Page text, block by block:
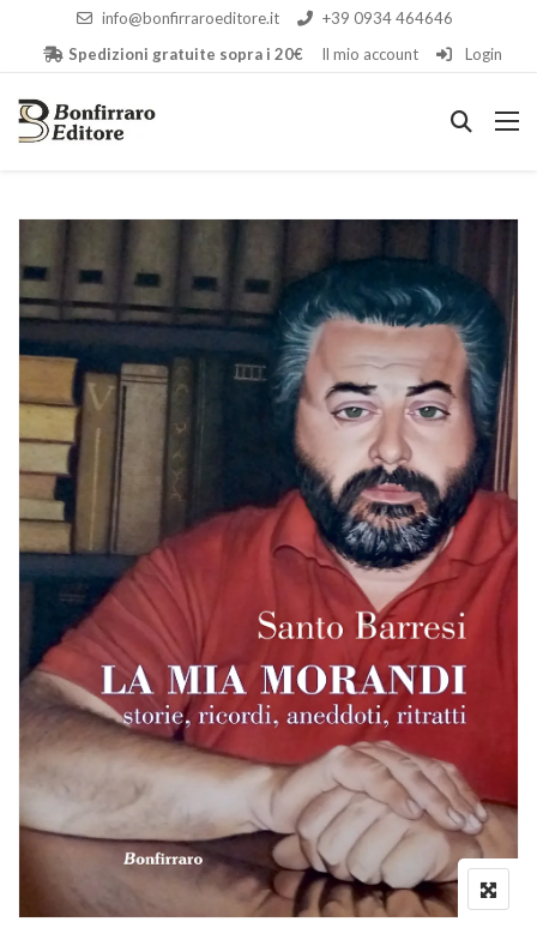
info@bonfirraroeditore.it
+39 0934 464646
Spedizioni gratuite sopra i 20€
Il mio account Login